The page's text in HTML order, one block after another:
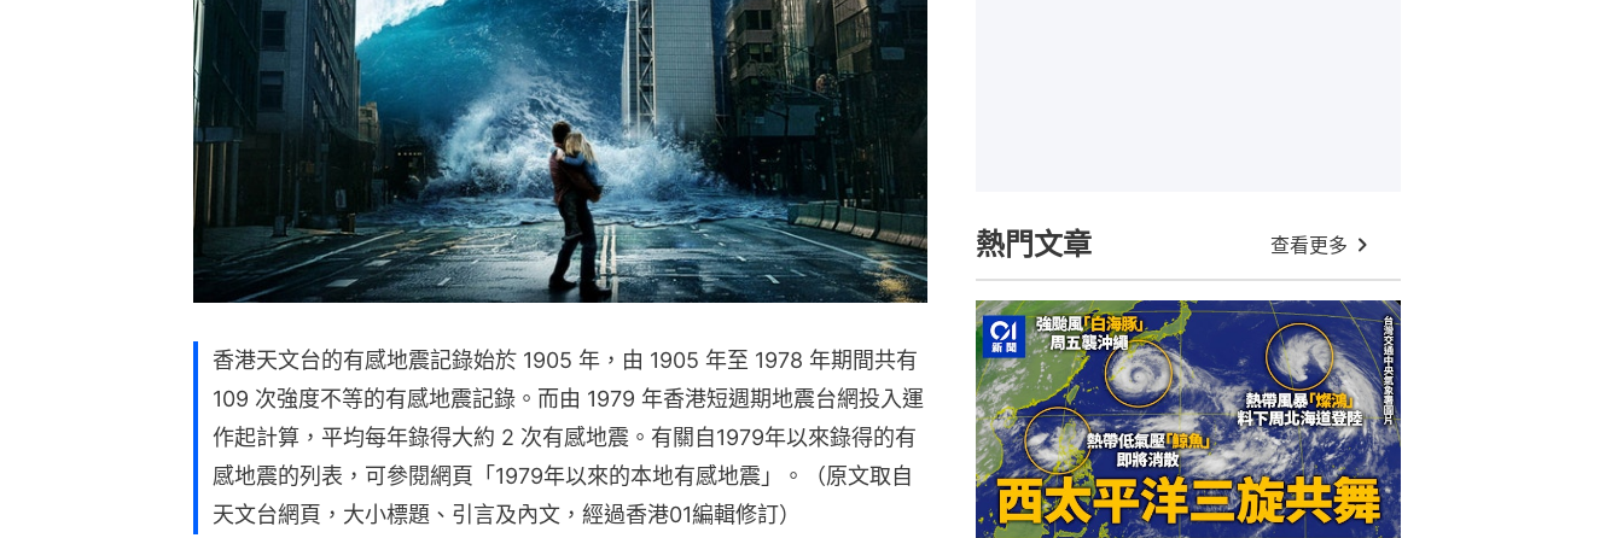
香港天文台的有感地震記錄始於 1905 年，由 1905 年至 1978 年期間共有
109 次強度不等的有感地震記錄。而由 1979 年香港短週期地震台網投入運
作起計算，平均每年錄得大約 2 次有感地震。有關自1979年以來錄得的有
感地震的列表，可參閱網頁「1979年以來的本地有感地震」。（原文取自
天文台網頁，大小標題、引言及內文，經過香港01編輯修訂）
熱門文章 查看更多